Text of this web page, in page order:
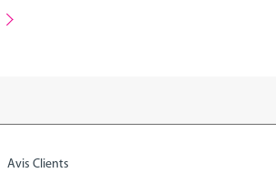
Avis Clients